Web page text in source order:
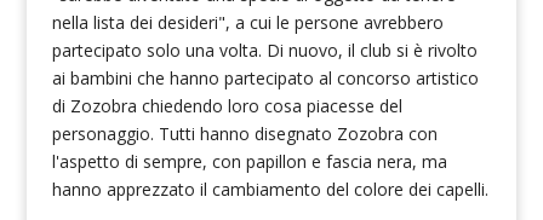
nella lista dei desideri", a cui le persone avrebbero
partecipato solo una volta. Di nuovo, il club si è rivolto
ai bambini che hanno partecipato al concorso artistico
di Zozobra chiedendo loro cosa piacesse del
personaggio. Tutti hanno disegnato Zozobra con
l'aspetto di sempre, con papillon e fascia nera, ma
hanno apprezzato il cambiamento del colore dei capelli.